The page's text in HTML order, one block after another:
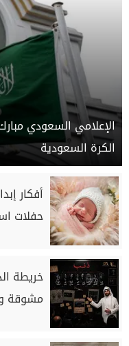
الإعلامي السعودي
الكرة السعودية
أفكار
حفلات
خريطة
مشوقة